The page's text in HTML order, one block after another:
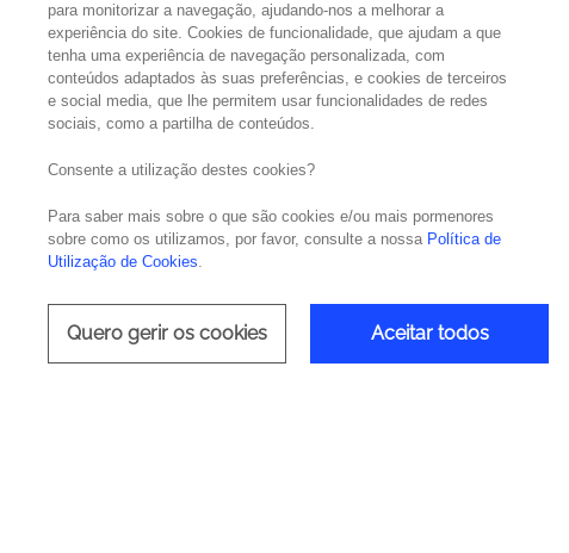
Que tipo de cookies utilizamos
Permitem a
utilização das
para monitorizar a navegação, ajudando-nos a melhorar a
experiência do site. Cookies de funcionalidade, que ajudam a que
tenha uma experiência de navegação personalizada, com
conteúdos adaptados às suas preferências, e cookies de terceiros
e social media, que lhe permitem usar funcionalidades de redes
sociais, como a partilha de conteúdos.
Consente a utilização destes cookies?
Para saber mais sobre o que são cookies e/ou mais pormenores
sobre como os utilizamos, por favor, consulte a nossa Política de
Utilização de Cookies.
Quero gerir os cookies Aceitar todos